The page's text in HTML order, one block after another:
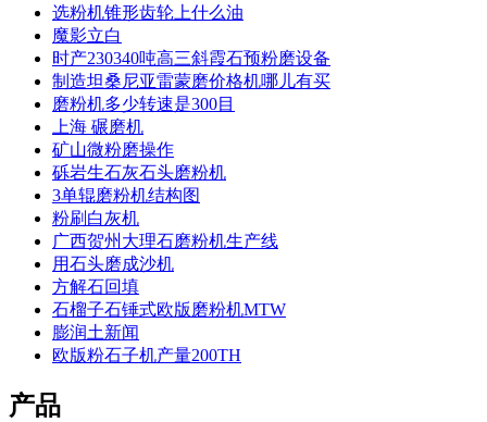
选粉机锥形齿轮上什么油
魔影立白
时产230340吨高三斜霞石预粉磨设备
制造坦桑尼亚雷蒙磨价格机哪儿有买
磨粉机多少转速是300目
上海 碾磨机
矿山微粉磨操作
砾岩生石灰石头磨粉机
3单辊磨粉机结构图
粉刷白灰机
广西贺州大理石磨粉机生产线
用石头磨成沙机
方解石回填
石榴子石锤式欧版磨粉机MTW
膨润土新闻
欧版粉石子机产量200TH
产品